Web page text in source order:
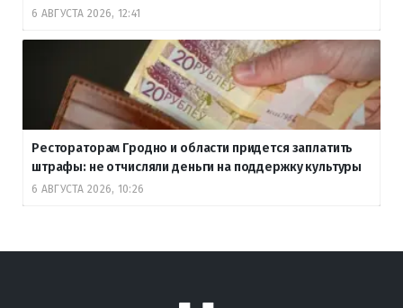
6 АВГУСТА 2026, 12:41
Рестораторам Гродно и области придется заплатить
штрафы: не отчисляли деньги на поддержку культуры
6 АВГУСТА 2026, 10:26